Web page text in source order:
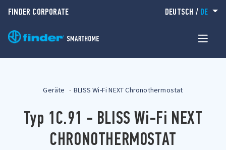
FINDER CORPORATE DEUTSCH / DE
Geräte BLISS Wi-Fi NEXT Chronothermostat
Typ 1C.91 - BLISS Wi-Fi NEXT
CHRONOTHERMOSTAT